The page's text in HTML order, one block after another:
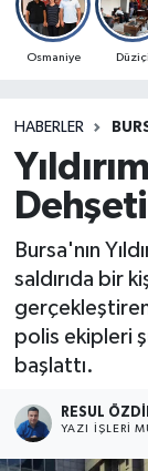
Osmaniye Düziçi
HABERLER
Dehşeti
Bursa'nın
saldırıda bir
polis ekipleri
başlattı.
RESUL
YAZI İŞLERI
MAGAZİN
SPOR
RESMİ
Süper Lig
Son
Haber